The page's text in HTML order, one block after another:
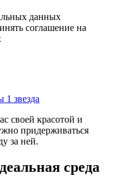
данных
соглашение на
1 звезда
своей красотой и
придерживаться
за ней.
среда